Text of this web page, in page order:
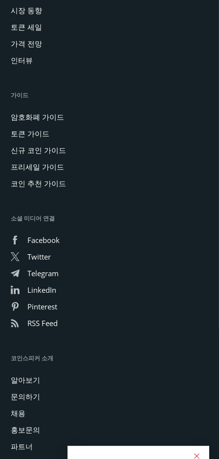
시장 동향
토큰 세일
가격 전망
인터뷰
가이드
암호화폐 가이드
토큰 가이드
신규 코인 가이드
프리세일 가이드
코인 추천 가이드
소셜 미디어 연결
Facebook
Twitter
Telegram
LinkedIn
Pinterest
RSS Feed
코인스피커 소개
알아보기
문의하기
채용
홍보문의
파트너